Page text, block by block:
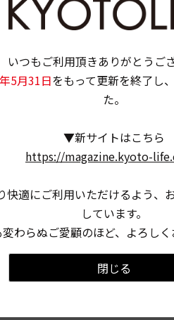
いつもご利用頂きありがとうご
5月31日をもって更新を終了し
た。
▼新サイトはこちら
https://magazine.kyoto-
快適にご利用いただけるよう、
しています。
わらぬご愛顧のほど、よろしく
閉じる